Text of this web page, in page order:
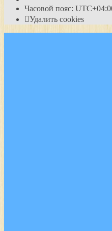
Часовой пояс:
Удалить cookies